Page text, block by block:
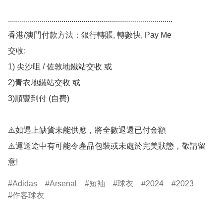
...................................................................................
香港/澳門付款方法：銀行轉賬, 轉數快, Pay Me
交收:
1) 尖沙咀 / 佐敦地鐵站交收 或
2)青衣地鐵站交收 或
3)順豐到付 (自費)
⚠️如遇上缺貨未能供應，將全數退還已付金額
⚠️運送途中有可能令產品包裝或未處於完美狀態，敬請留
意!
Adidas Arsenal 短袖 球衣 2024
2023
作客球衣